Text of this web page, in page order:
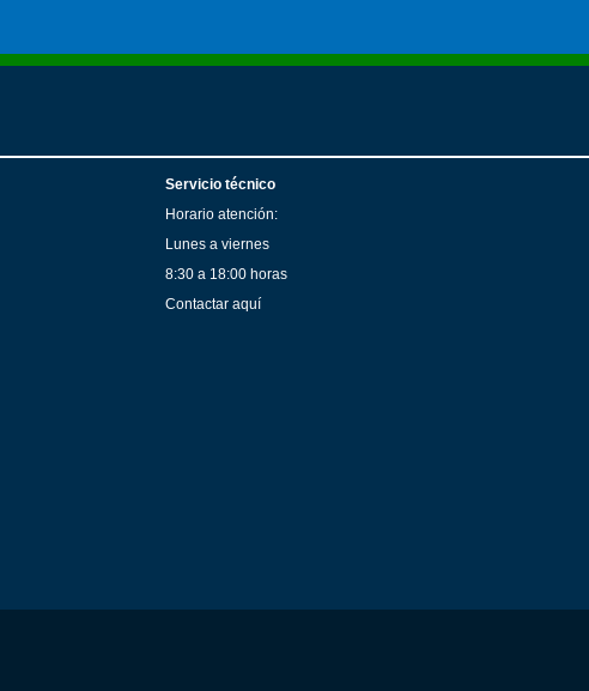
Servicio técnico
Horario atención:
Lunes a viernes
8:30 a 18:00 horas
Contactar aquí